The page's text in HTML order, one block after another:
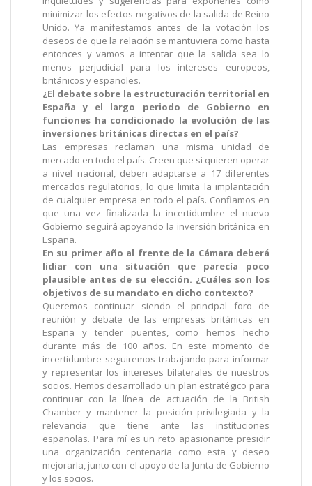
minimizar los efectos negativos de la salida de Reino
Unido. Ya manifestamos antes de la votación los
deseos de que la relación se mantuviera como hasta
entonces y vamos a intentar que la salida sea lo
menos perjudicial para los intereses europeos,
británicos y españoles.
¿El debate sobre la estructuración territorial en
España y el largo periodo de Gobierno en
funciones ha condicionado la evolución de las
inversiones británicas directas en el país?
Las empresas reclaman una misma unidad de
mercado en todo el país. Creen que si quieren operar
a nivel nacional, deben adaptarse a 17 diferentes
mercados regulatorios, lo que limita la implantación
de cualquier empresa en todo el país. Confiamos en
que una vez finalizada la incertidumbre el nuevo
Gobierno seguirá apoyando la inversión británica en
España.
En su primer año al frente de la Cámara deberá
lidiar con una situación que parecía poco
plausible antes de su elección. ¿Cuáles son los
objetivos de su mandato en dicho contexto?
Queremos continuar siendo el principal foro de
reunión y debate de las empresas británicas en
España y tender puentes, como hemos hecho
durante más de 100 años. En este momento de
incertidumbre seguiremos trabajando para informar
y representar los intereses bilaterales de nuestros
socios. Hemos desarrollado un plan estratégico para
continuar con la línea de actuación de la British
Chamber y mantener la posición privilegiada y la
relevancia que tiene ante las instituciones
españolas. Para mí es un reto apasionante presidir
una organización centenaria como esta y deseo
mejorarla, junto con el apoyo de la Junta de Gobierno
y los socios.